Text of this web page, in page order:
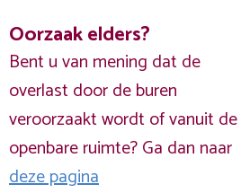
Oorzaak elders?
Bent u van mening dat de
overlast door de buren
veroorzaakt wordt of vanuit de
openbare ruimte? Ga dan naar
deze pagina